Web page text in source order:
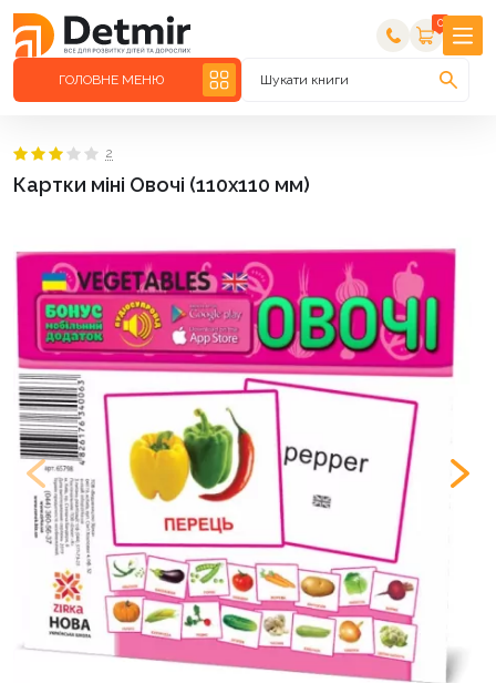
0
ГОЛОВНЕ МЕНЮ Шукати книги
Картки міні Овочі (110х110 мм)
2